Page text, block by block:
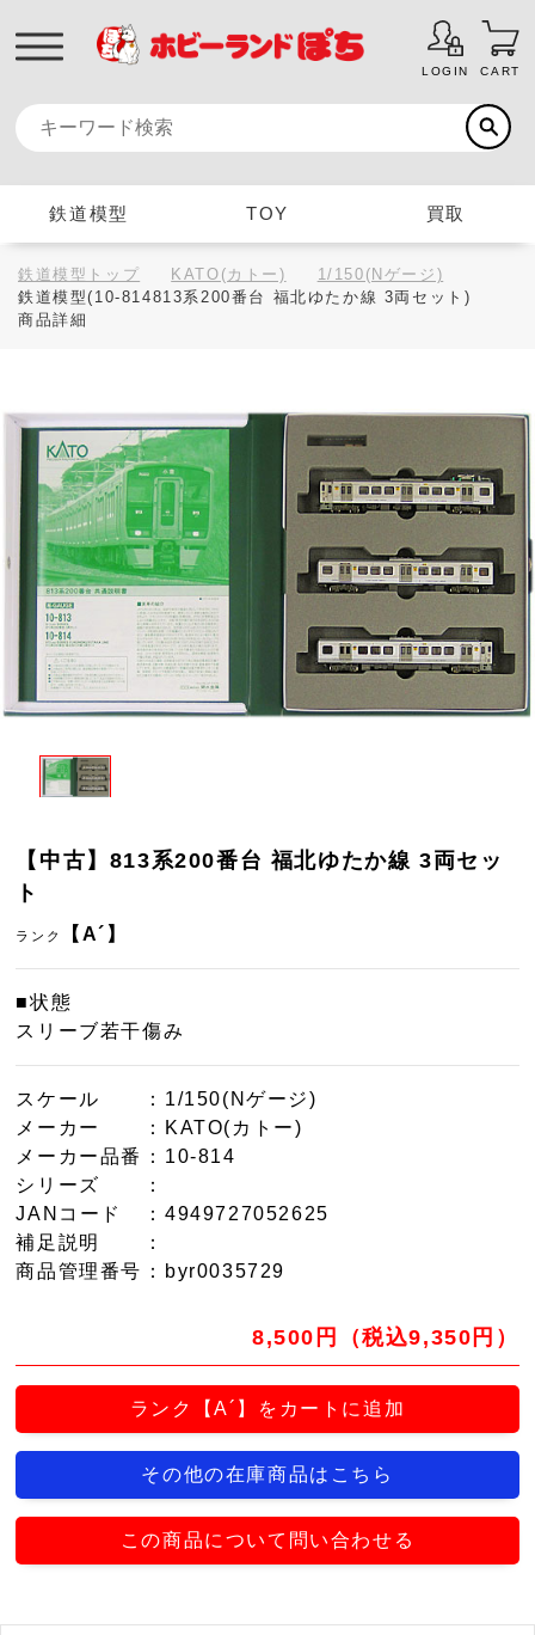
LOGIN CART
鉄道模型 TOY 買取
鉄道模型トップ KATO(カトー)
1/150(Nゲージ)
鉄道模型(10-814813系200番台 福北ゆたか線 3両セット)
商品詳細
【中古】813系200番台 福北ゆたか線 3両セッ
ト
ランク 【A´】
■状態
スリーブ若干傷み
スケール
：1/150(Nゲージ)
メーカー
：KATO(カトー)
メーカー品番
：10-814
シリーズ
：
JANコード
：4949727052625
補足説明
：
商品管理番号 ：byr0035729
8,500円（税込9,350円）
ランク【A´】をカートに追加
その他の在庫商品はこちら
この商品について問い合わせる